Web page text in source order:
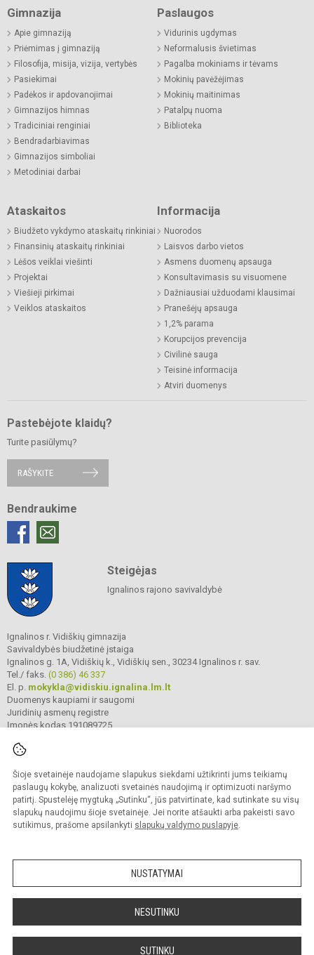
Šioje svetainėje naudojame slapukus siekdami užtikrinti jums teikiamų
paslaugų kokybę, analizuoti svetainės naudojimą ir optimizuoti naršymo
patirtį. Spustelėję mygtuką „Sutinku“, jūs patvirtinate, kad sutinkate su visų
slapukų naudojimu šioje svetainėje. Jei norite atšaukti arba pakeisti savo
sutikimus, prašome apsilankyti slapukų valdymo puslapyje.
NUSTATYMAI
NESUTINKU
SUTINKU
Gimnazija
Apie gimnaziją
Priėmimas į gimnaziją
Filosofija, misija, vizija, vertybės
Pasiekimai
Padėkos ir apdovanojimai
Gimnazijos himnas
Tradiciniai renginiai
Bendradarbiavimas
Gimnazijos simboliai
Metodiniai darbai
Paslaugos
Vidurinis ugdymas
Neformalusis švietimas
Pagalba mokiniams ir tėvams
Mokinių pavėžėjimas
Mokinių maitinimas
Patalpų nuoma
Biblioteka
Ataskaitos
Biudžeto vykdymo ataskaitų rinkiniai
Finansinių ataskaitų rinkiniai
Lėšos veiklai viešinti
Projektai
Viešieji pirkimai
Veiklos ataskaitos
Informacija
Nuorodos
Laisvos darbo vietos
Asmens duomenų apsauga
Konsultavimasis su visuomene
Dažniausiai užduodami klausimai
Pranešėjų apsauga
1,2% parama
Korupcijos prevencija
Civilinė sauga
Teisinė informacija
Atviri duomenys
Pastebėjote klaidų?
Turite pasiūlymų?
RAŠYKITE
Bendraukime
Steigėjas
Ignalinos rajono savivaldybė
Ignalinos r. Vidiškių gimnazija
Savivaldybės biudžetinė įstaiga
Ignalinos g. 1A, Vidiškių k., Vidiškių sen., 30234 Ignalinos r. sav.
Tel./ faks. (0 386) 46 337
El. p. mokykla@vidiskiu.ignalina.lm.lt
Duomenys kaupiami ir saugomi
Juridinių asmenų registre
Įmonės kodas 191089725
© 2025. Ignalinos r. Vidiškių gimnazija. Visos teisės saugomos.
Kopijuoti turinį be raštiško gimnazijos sutikimo griežtai draudžiama.
Prieinamumo paraiška Slapukų valdymas
Sumanus būdas atnaujinti